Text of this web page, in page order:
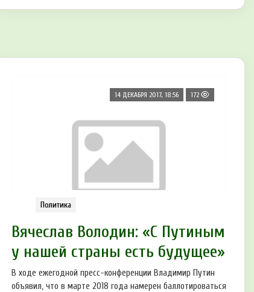
14 ДЕКАБРЯ 2017, 18:56 172
Политика
Вячеслав Володин: «С Путиным
у нашей страны есть будущее»
В ходе ежегодной пресс-конференции Владимир Путин
объявил, что в марте 2018 года намерен баллотироваться